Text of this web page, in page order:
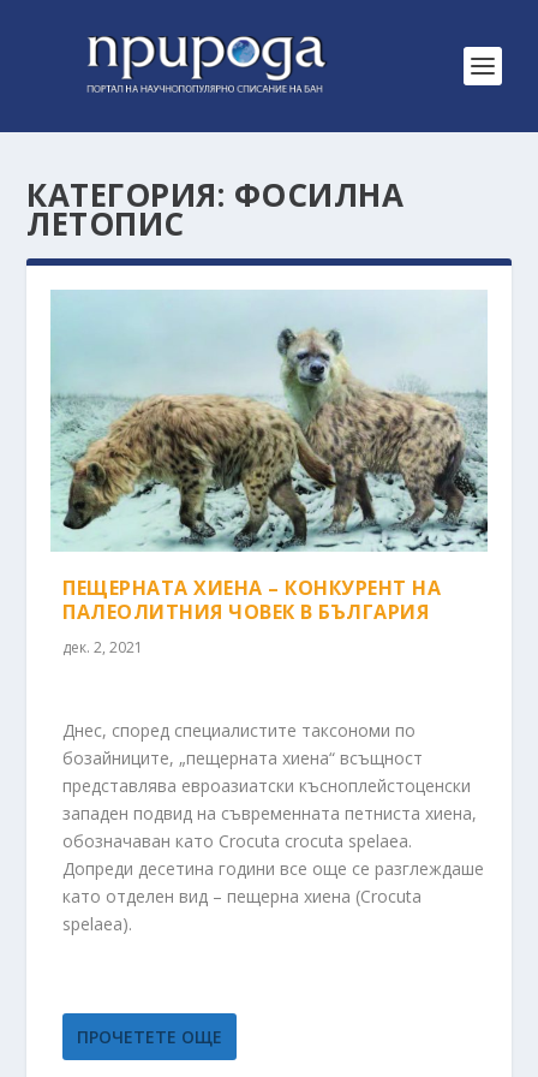
КАТЕГОРИЯ: ФОСИЛНА
ЛЕТОПИС
ПЕЩЕРНАТА ХИЕНА – КОНКУРЕНТ НА
ПАЛЕОЛИТНИЯ ЧОВЕК В БЪЛГАРИЯ
дек. 2, 2021
Днес, според специалистите таксономи по
бозайниците, „пещерната хиена“ всъщност
представлява евроазиатски късноплейстоценски
западен подвид на съвременната петниста хиена,
обозначаван като Crocuta crocuta spelaea.
Допреди десетина години все още се разглеждаше
като отделен вид – пещерна хиена (Crocuta
spelaea).
ПРОЧЕТЕТЕ ОЩЕ